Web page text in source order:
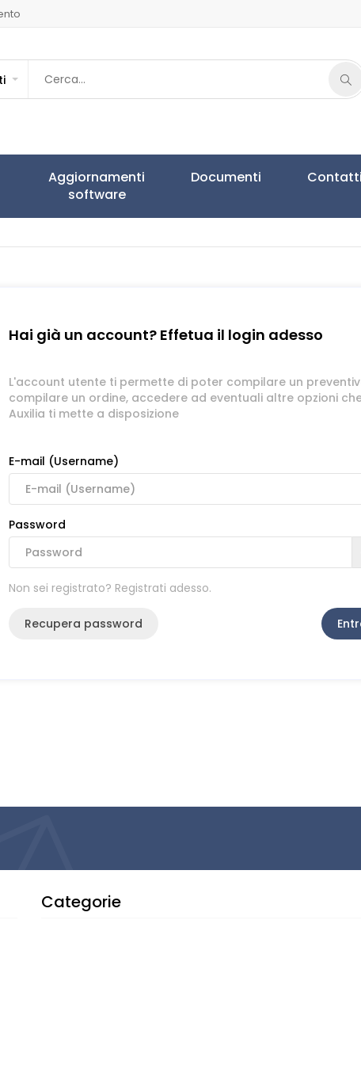
Aggiornamenti
software
Documenti Contatti
Hai già un account? Effetua il login adesso
L'account utente ti permette di poter compilare un
compilare un ordine, accedere ad eventuali altre opzioni
Auxilia ti mette a disposizione
E-mail (Username)
Password
Non sei registrato? Registrati adesso.
Recupera password
Categorie